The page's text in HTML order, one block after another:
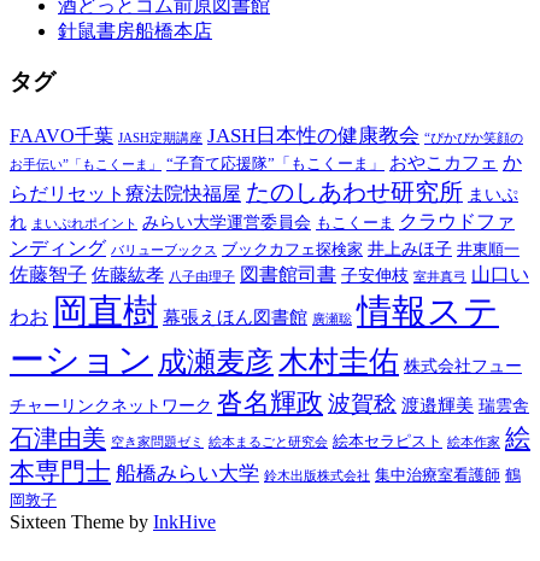
酒どっとコム前原図書館
針鼠書房船橋本店
タグ
FAAVO千葉 JASH定期講座 JASH日本性の健康教会 “ぴかぴか笑顔の
お手伝い”「もこくーま」
“子育て応援隊”「もこくーま」 おやこカフェ か
らだリセット療法院快福屋 たのしあわせ研究所 まいぷ
れ まいぷれポイント みらい大学運営委員会 もこくーま
クラウドファ
ンディング バリューブックス ブックカフェ探検家 井上みほ子 井東順一
佐藤智子 佐藤紘孝 八子由理子 図書館司書 子安伸枝 室井真弓
山口い
わお 岡直樹 幕張えほん図書館 廣瀬聡 情報ステ
ーション 成瀬麦彦木村圭佑 株式会社フュー
チャーリンクネットワーク 沓名輝政 波賀稔 渡邉輝美 瑞雲舎
石津由美 空き家問題ゼミ 絵本まるごと研究会 絵本セラピスト 絵本作家 絵
本専門士 船橋みらい大学 鈴木出版株式会社 集中治療室看護師 鶴
岡敦子
Sixteen Theme by InkHive